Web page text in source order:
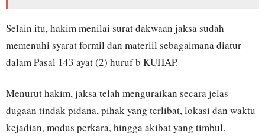
Selain itu, hakim menilai surat dakwaan jaksa sudah
memenuhi syarat formil dan materiil sebagaimana diatur
dalam Pasal 143 ayat (2) huruf b KUHAP.
Menurut hakim, jaksa telah menguraikan secara jelas
dugaan tindak pidana, pihak yang terlibat, lokasi dan waktu
kejadian, modus perkara, hingga akibat yang timbul.